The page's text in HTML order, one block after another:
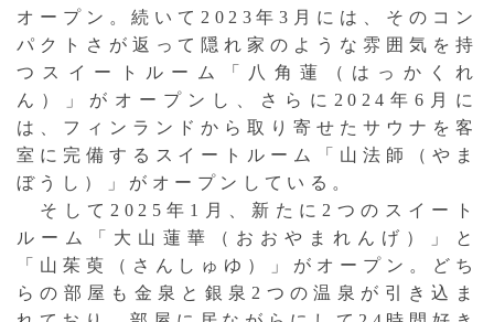
オープン。続いて2023年3月には、そのコン
パクトさが返って隠れ家のような雰囲気を持
つスイートルーム「八角蓮（はっかくれ
ん）」がオープンし、さらに2024年6月に
は、フィンランドから取り寄せたサウナを客
室に完備するスイートルーム「山法師（やま
ぼうし）」がオープンしている。
そして2025年1月、新たに2つのスイート
ルーム「大山蓮華（おおやまれんげ）」と
「山茱萸（さんしゅゆ）」がオープン。どち
らの部屋も金泉と銀泉2つの温泉が引き込ま